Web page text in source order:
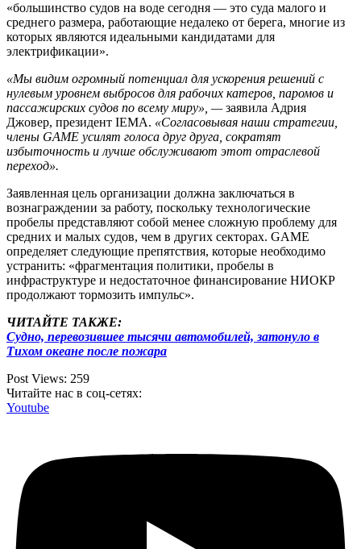
«большинство судов на воде сегодня — это суда малого и
среднего размера, работающие недалеко от берега, многие из
которых являются идеальными кандидатами для
электрификации».
«Мы видим огромный потенциал для ускорения решений с
нулевым уровнем выбросов для рабочих катеров, паромов и
пассажирских судов по всему миру», —заявила Адрия
Джовер, президент IEMA. «Согласовывая наши стратегии,
члены GAME усилят голоса друг друга, сократят
избыточность и лучше обслуживают этот отраслевой
переход».
Заявленная цель организации должна заключаться в
вознаграждении за работу, поскольку технологические
пробелы представляют собой менее сложную проблему для
средних и малых судов, чем в других секторах. GAME
определяет следующие препятствия, которые необходимо
устранить: «фрагментация политики, пробелы в
инфраструктуре и недостаточное финансирование НИОКР
продолжают тормозить импульс».
ЧИТАЙТЕ ТАКЖЕ:
Судно, перевозившее тысячи автомобилей, затонуло в
Тихом океане после пожара
Post Views: 259
Читайте нас в соц-сетях:
Youtube